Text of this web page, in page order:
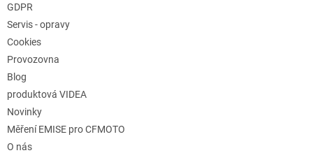
GDPR
Servis - opravy
Cookies
Provozovna
Blog
produktová VIDEA
Novinky
Měření EMISE pro CFMOTO
O nás